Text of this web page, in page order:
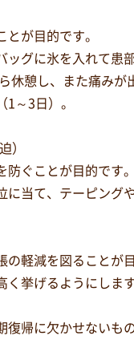
とが目的です。
ッグに氷を入れて患
休憩し、また痛みが
1～3日）。
）
防ぐことが目的です
に当て、テーピング
の軽減を図ることが
く挙げるようにします
復帰に欠かせないもの